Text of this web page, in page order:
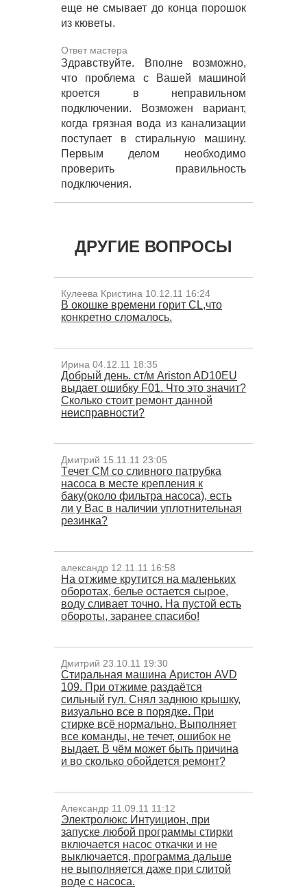
еще не смывает до конца порошок
из кюветы.
Ответ мастера
Здравствуйте. Вполне возможно,
что проблема с Вашей машиной
кроется в неправильном
подключении. Возможен вариант,
когда грязная вода из канализации
поступает в стиральную машину.
Первым делом необходимо
проверить правильность
подключения.
ДРУГИЕ ВОПРОСЫ
Кулеева Кристина 10.12.11 16:24
В окошке времени горит СL,что
конкретно сломалось.
Ирина 04.12.11 18:35
Добрый день. ст/м Ariston AD10EU
выдает ошибку F01. Что это значит?
Сколько стоит ремонт данной
неисправности?
Дмитрий 15.11.11 23:05
Tечет СМ со сливного патрубка
насоса в месте крепления к
баку(около фильтра насоса), есть
ли у Вас в наличии уплотнительная
резинка?
александр 12.11.11 16:58
На отжиме крутится на маленьких
оборотах, белье остается сырое,
воду сливает точно. На пустой есть
обороты, заранее спасибо!
Дмитрий 23.10.11 19:30
Cтиральная машина Аристон AVD
109. При отжиме раздаётся
сильный гул. Снял заднюю крышку,
визуально все в порядке. При
стирке всё нормально. Выполняет
все команды, не течет, ошибок не
выдает. В чём может быть причина
и во сколько обойдется ремонт?
Александр 11.09.11 11:12
Электролюкс Интуицион, при
запуске любой программы стирки
включается насос откачки и не
выключается, программа дальше
не выполняется даже при слитой
воде с насоса.